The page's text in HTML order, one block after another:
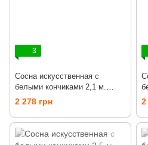
3
Сосна искусственная с
белыми кончиками 2,1 м.
макси.
2 278 грн 2